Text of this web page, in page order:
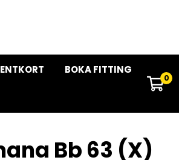
BOKA FITTING
0
Bb 63 (X)